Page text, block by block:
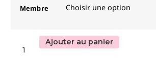
Membre
Ajouter au panier